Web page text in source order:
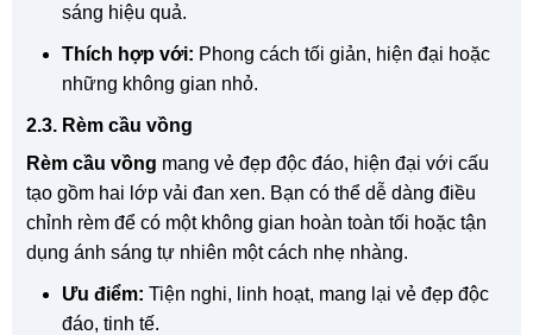
sáng hiệu quả.
Thích hợp với: Phong cách tối giản, hiện đại hoặc
những không gian nhỏ.
2.3. Rèm cầu vồng
Rèm cầu vồng mang vẻ đẹp độc đáo, hiện đại với cấu
tạo gồm hai lớp vải đan xen. Bạn có thể dễ dàng điều
chỉnh rèm để có một không gian hoàn toàn tối hoặc tận
dụng ánh sáng tự nhiên một cách nhẹ nhàng.
Ưu điểm: Tiện nghi, linh hoạt, mang lại vẻ đẹp độc
đáo, tinh tế.